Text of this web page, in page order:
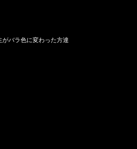
バラ色に変わった方達